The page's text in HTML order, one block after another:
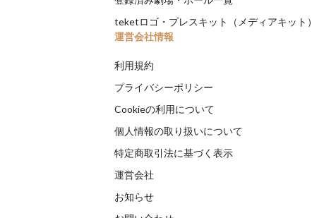
teketロゴ・プレスキット（メディアキット）
運営会社情報
利用規約
プライバシーポリシー
Cookieの利用について
個人情報の取り扱いについて
特定商取引法に基づく表示
運営会社
お知らせ